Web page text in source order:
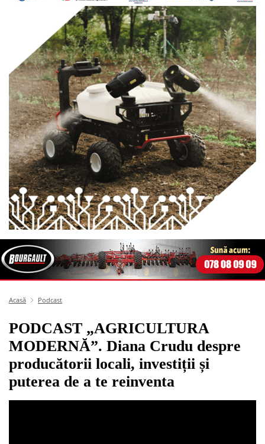
Acasă Podcast
PODCAST „AGRICULTURA
MODERNĂ”. Diana Crudu despre
producătorii locali, investiții și
puterea de a te reinventa